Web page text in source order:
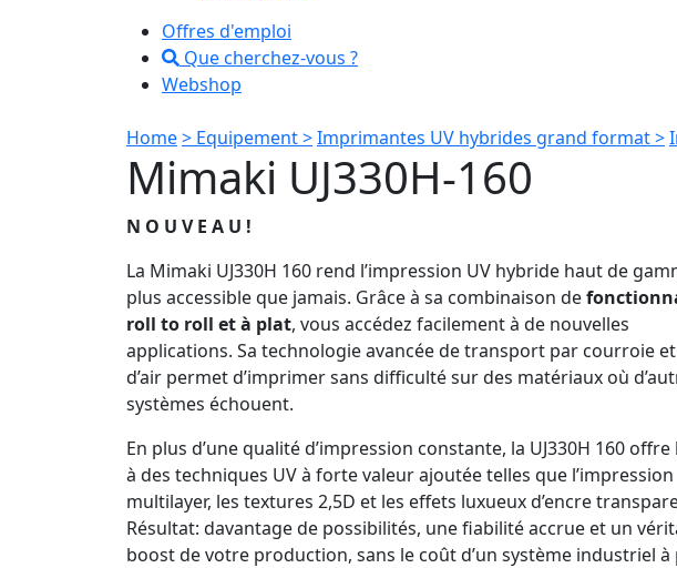
Offres d'emploi
Que cherchez-vous ?
Webshop
Home> Equipement >Imprimantes UV hybrides grand format >
Mimaki UJ330H-160
N O U V E A U !
La Mimaki UJ330H 160 rend l’impression UV hybride haut de
plus accessible que jamais. Grâce à sa combinaison de
roll to roll et à plat, vous accédez facilement à de nouvelles
applications. Sa technologie avancée de transport par courroie
d’air permet d’imprimer sans difficulté sur des matériaux où
systèmes échouent.
En plus d’une qualité d’impression constante, la UJ330H 160 offre
à des techniques UV à forte valeur ajoutée telles que l’impression
multilayer, les textures 2,5D et les effets luxueux d’encre
Résultat: davantage de possibilités, une fiabilité accrue et un
boost de votre production, sans le coût d’un système industriel à